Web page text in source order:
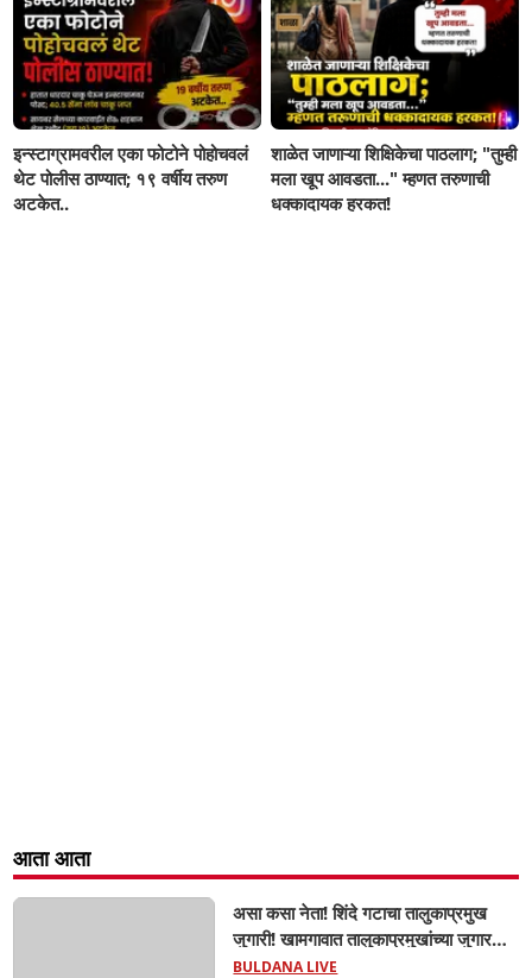
इन्स्टाग्रामवरील एका फोटोने पोहोचवलं
थेट पोलीस ठाण्यात; १९ वर्षीय तरुण
अटकेत..
शाळेत जाणाऱ्या शिक्षिकेचा पाठलाग; "तुम्ही
मला खूप आवडता..." म्हणत तरुणाची
धक्कादायक हरकत!
आता आता
असा कसा नेता! शिंदे गटाचा तालुकाप्रमुख
जुगारी! खामगावात तालुकाप्रमुखांच्या जुगार
अड्ड्यावर डीवायएसपी पथकाची धाड.. अंधारात
BULDANA LIVE